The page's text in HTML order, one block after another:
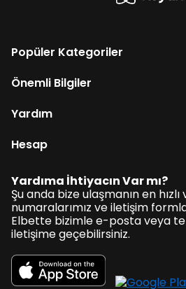
Popüler Kategoriler
Önemli Bilgiler
Yardım
Hesap
Yardıma İhtiyacın Var mı?
Şu anda bize ulaşmanın en
numaralarımız ve iletişim
Elbette bizimle e-posta veya
iletişime geçebilirsiniz.